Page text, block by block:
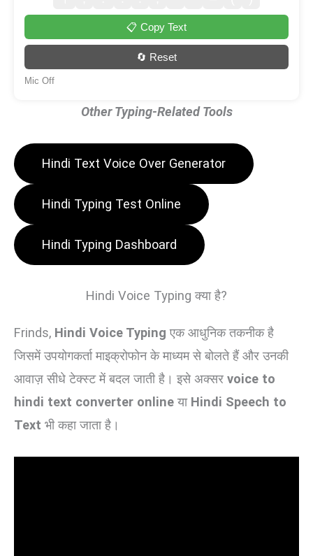
📋 Copy Text
🔄 Reset
Mic Off
Other Typing-Related Tools
Hindi Text Voice Over Generator
Hindi Typing Test Online
Hindi Typing Dashboard
Hindi Voice Typing क्या है?
Frinds, Hindi Voice Typing एक आधुनिक तकनीक है
जिसमें उपयोगकर्ता माइक्रोफोन के माध्यम से बोलते हैं और उनकी
आवाज़ सीधे टेक्स्ट में बदल जाती है। इसे अक्सर voice to
hindi text converter onlineया Hindi Speech to
Text भी कहा जाता है।